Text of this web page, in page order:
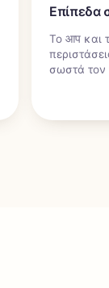
Επίπεδα
Το आप και
σωστά τον